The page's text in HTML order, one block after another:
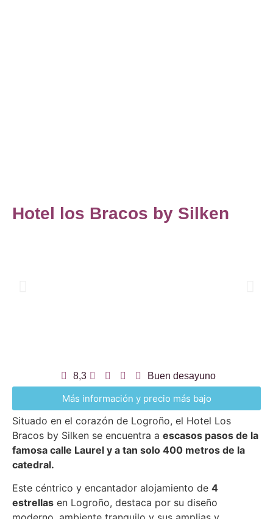
Hotel los Bracos by Silken
8,3 Buen desayuno
Más información y precio más bajo
Situado en el corazón de Logroño, el Hotel Los
Bracos by Silken se encuentra a escasos pasos de la
famosa calle Laurel y a tan solo 400 metros de la
catedral.
Este céntrico y encantador alojamiento de 4
estrellas en Logroño, destaca por su diseño